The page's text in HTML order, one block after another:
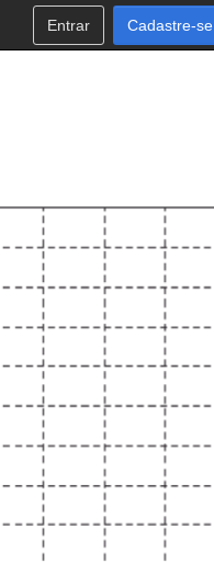
Entrar Cadastre-se